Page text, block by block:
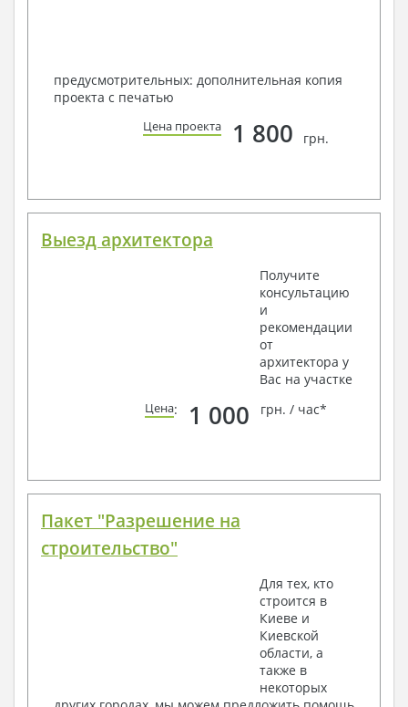
предусмотрительных: дополнительная копия
проекта с печатью
Цена проекта 1 800 грн.
Выезд архитектора
Получите
консультацию
и
рекомендации
от
архитектора у
Вас на участке
Цена: 1 000 грн. / час*
Пакет "Разрешение на
строительство"
Для тех, кто
строится в
Киеве и
Киевской
области, а
также в
некоторых